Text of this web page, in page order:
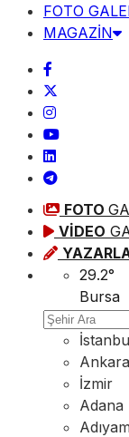
FOTO
MAGAZİN
FOTO
VİDEO
29.2°
Bursa
Ankara
İzmir
Adana